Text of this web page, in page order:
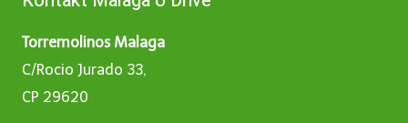
Torremolinos Malaga
C/Rocio Jurado 33,
CP 29620